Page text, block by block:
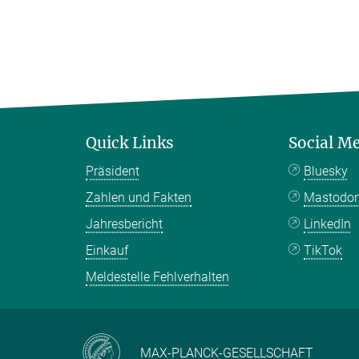
Quick Links
Präsident
Zahlen und Fakten
Jahresbericht
Einkauf
Meldestelle Fehlverhalten
Social
Bluesky
LinkedIn
TikTok
MAX-PLANCK-GESELLSCHAFT